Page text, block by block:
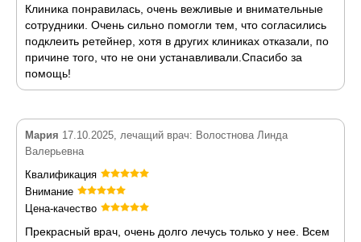
Клиника понравилась, очень вежливые и внимательные
сотрудники. Очень сильно помогли тем, что согласились
подклеить ретейнер, хотя в других клиниках отказали, по
причине того, что не они устанавливали.Спасибо за
помощь!
Мария 17.10.2025, лечащий врач: Волостнова Линда
Валерьевна
Квалификация
Внимание
Цена-качество
Прекрасный врач, очень долго лечусь только у нее. Всем